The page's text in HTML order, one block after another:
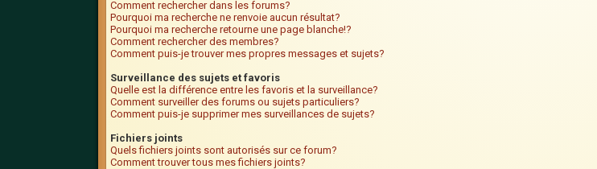
Comment rechercher dans les forums?
Pourquoi ma recherche ne renvoie aucun résultat?
Pourquoi ma recherche retourne une page blanche!?
Comment rechercher des membres?
Comment puis-je trouver mes propres messages et sujets?
Surveillance des sujets et favoris
Quelle est la différence entre les favoris et la surveillance?
Comment surveiller des forums ou sujets particuliers?
Comment puis-je supprimer mes surveillances de sujets?
Fichiers joints
Quels fichiers joints sont autorisés sur ce forum?
Comment trouver tous mes fichiers joints?